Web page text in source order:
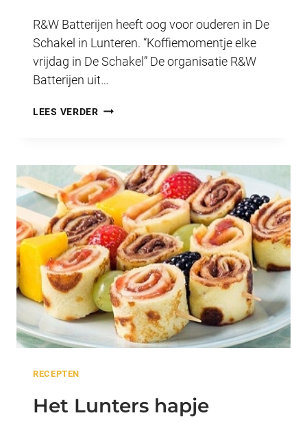
R&W Batterijen heeft oog voor ouderen in De
Schakel in Lunteren. “Koffiemomentje elke
vrijdag in De Schakel” De organisatie R&W
Batterijen uit…
LEES VERDERKOFFIEMOMENTJE
SCHAKEL
RECEPTEN
Het Lunters hapje